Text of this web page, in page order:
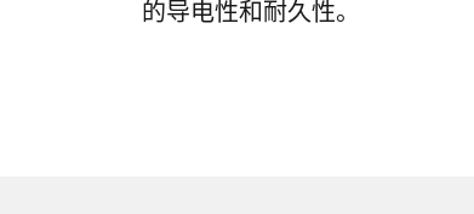
的导电性和耐久性。